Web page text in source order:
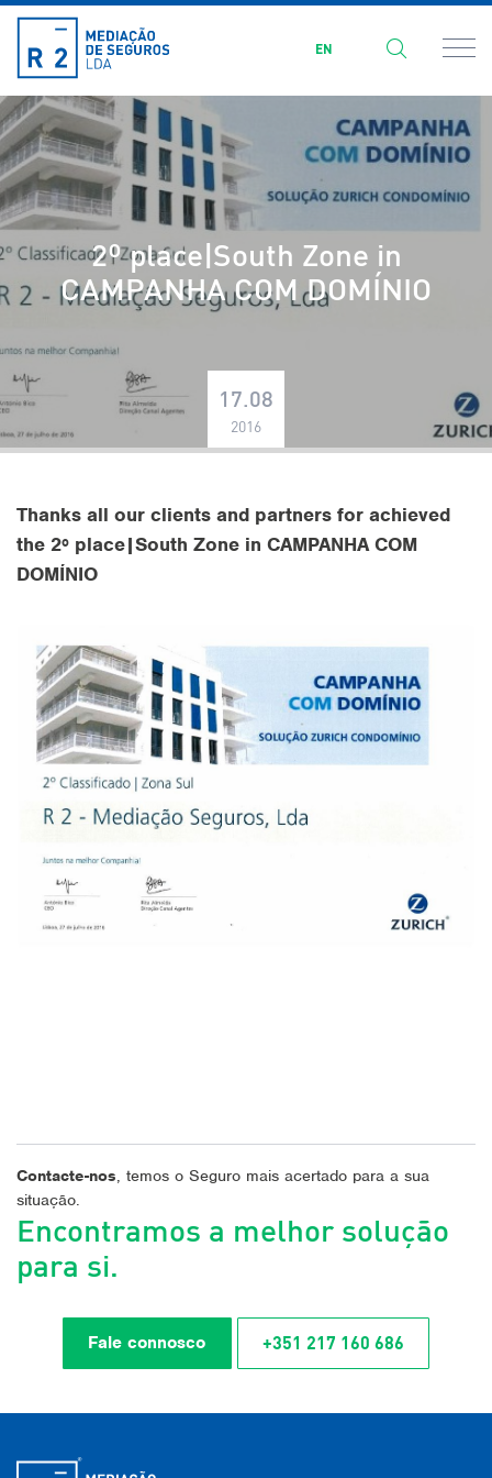
EN
2º place|South Zone in
CAMPANHA COM DOMÍNIO
17.08
2016
Thanks all our clients and partners for achieved
the 2º place|South Zone in CAMPANHA COM
DOMÍNIO
Contacte-nos , temos o Seguro mais acertado para a sua
situação.
Encontramos a melhor solução
para si.
Fale connosco +351 217 160 686